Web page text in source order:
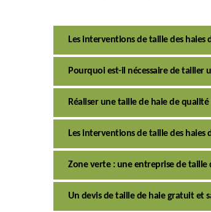
Les interventions de taille des haies
Pourquoi est-il nécessaire de tailler
Réaliser une taille de haie de
Les interventions de taille des haies
Zone verte : une entreprise de taille
Un devis de taille de haie gratuit et